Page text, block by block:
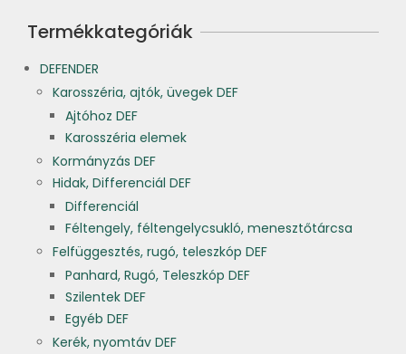
Termékkategóriák
DEFENDER
Karosszéria, ajtók, üvegek DEF
Ajtóhoz DEF
Karosszéria elemek
Kormányzás DEF
Hidak, Differenciál DEF
Differenciál
Féltengely, féltengelycsukló, menesztőtárcsa
Felfüggesztés, rugó, teleszkóp DEF
Panhard, Rugó, Teleszkóp DEF
Szilentek DEF
Egyéb DEF
Kerék, nyomtáv DEF